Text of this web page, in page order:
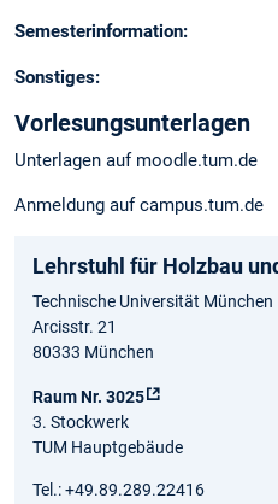
Semesterinformation:
Sonstiges:
Vorlesungsunterlagen
Unterlagen auf moodle.tum.de
Anmeldung auf campus.tum.de
Lehrstuhl für Holzbau
Technische Universität München
Arcisstr. 21
80333 München
Raum Nr. 3025
3. Stockwerk
TUM Hauptgebäude
Tel.: +49.89.289.22416